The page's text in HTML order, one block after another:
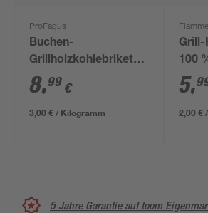
ProFagus
Buchen-
Grillholzkohlebriketts
'Grillis' 3 kg
8,99 €
3,00 € / Kilogramm
Grill-
100
5,
2,00 €
5 Jahre Garantie auf toom